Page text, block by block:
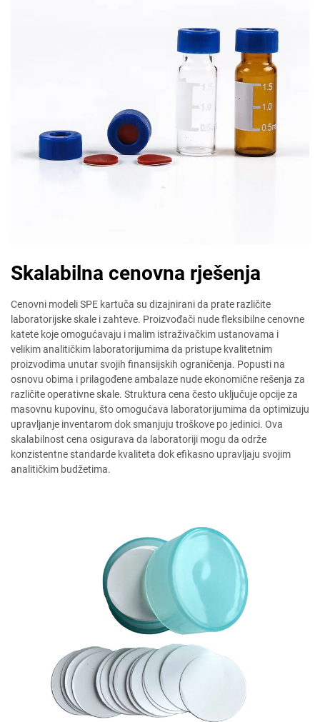
Skalabilna cenovna rješenja
Cenovni modeli SPE kartuča su dizajnirani da prate različite
laboratorijske skale i zahteve. Proizvođači nude fleksibilne cenovne
katete koje omogućavaju i malim istraživačkim ustanovama i
velikim analitičkim laboratorijumima da pristupe kvalitetnim
proizvodima unutar svojih finansijskih ograničenja. Popusti na
osnovu obima i prilagođene ambalaze nude ekonomične rešenja za
različite operativne skale. Struktura cena često uključuje opcije za
masovnu kupovinu, što omogućava laboratorijumima da optimizuju
upravljanje inventarom dok smanjuju troškove po jedinici. Ova
skalabilnost cena osigurava da laboratoriji mogu da održe
konzistentne standarde kvaliteta dok efikasno upravljaju svojim
analitičkim budžetima.